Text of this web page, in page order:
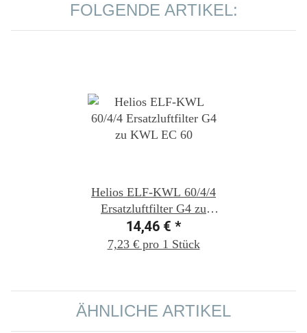
FOLGENDE ARTIKEL:
Helios ELF-KWL 60/4/4
Ersatzluftfilter G4 zu
KWL EC 60
14,46 € *
7,23 € pro 1 Stück
ÄHNLICHE ARTIKEL